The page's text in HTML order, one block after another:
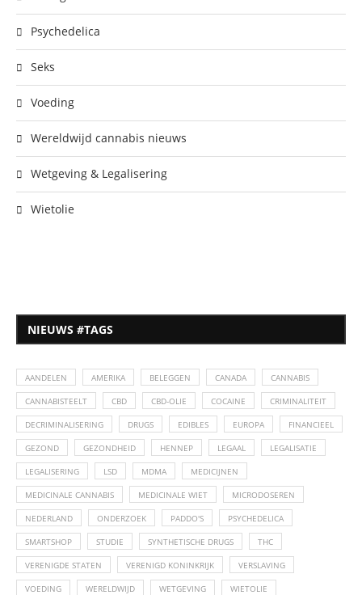
Psychedelica
Seks
Voeding
Wereldwijd cannabis nieuws
Wetgeving & Legalisering
Wietolie
NIEUWS #TAGS
AANDELEN AMERIKA BELEGGEN CANADA CANNABIS
CANNABISTEELT CBD CBD-OLIE COCAINE CRIMINALITEIT
DECRIMINALISERING DRUGS EDIBLES EUROPA FINANCIEEL
GEZOND GEZONDHEID HENNEP LEGAAL LEGALISATIE
LEGALISERING LSD MDMA MEDICIJNEN
MEDICINALE CANNABIS MEDICINALE WIET MICRODOSEREN
NEDERLAND ONDERZOEK PADDO'S PSYCHEDELICA
SMARTSHOP STUDIE SYNTHETISCHE DRUGS THC
VERENIGDE STATEN VERENIGD KONINKRIJK VERSLAVING
VOEDING WERELDWIJD WETGEVING WIETOLIE